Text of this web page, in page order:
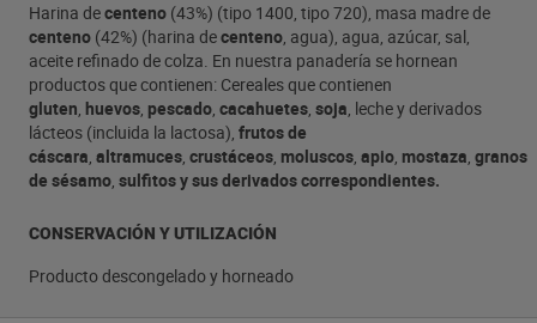
Harina decenteno (43%) (tipo 1400, tipo 720), masa madre de
centeno (42%) (harina decenteno, agua), agua, azúcar, sal,
aceite refinado de colza. En nuestra panadería se hornean
productos que contienen: Cereales que contienen
gluten, huevos, pescado, cacahuetes, soja, leche y derivados
lácteos (incluida la lactosa), frutos de
cáscara, altramuces, crustáceos, moluscos, apio, mostaza, granos
de sésamo, sulfitos y sus derivados correspondientes.
CONSERVACIÓN Y UTILIZACIÓN
Producto descongelado y horneado